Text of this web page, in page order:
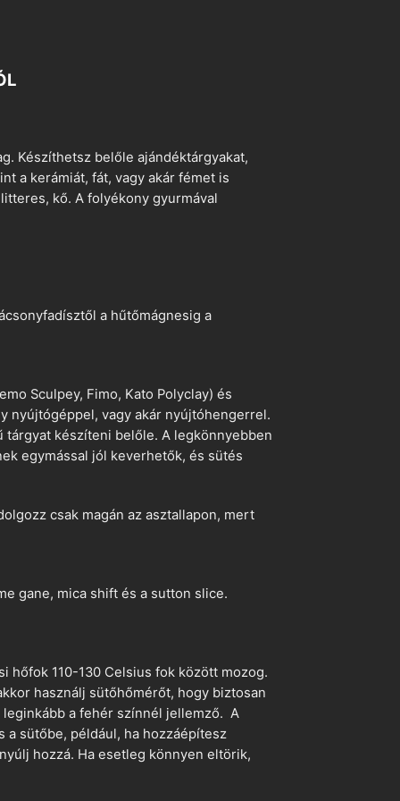
Készíthetsz belőle ajándéktárgyakat,
a kerámiát, fát, vagy akár fémet is
kő. A folyékony gyurmával
a hűtőmágnesig a
Sculpey, Fimo, Kato Polyclay) és
nyújtógéppel, vagy akár nyújtóhengerrel.
készíteni belőle. A legkönnyebben
egymással jól keverhetők, és sütés
csak magán az asztallapon, mert
gane, mica shift és a sutton slice.
hőfok 110-130 Celsius fok között mozog.
használj sütőhőmérőt, hogy biztosan
a fehér színnél jellemző. A
a sütőbe, például, ha hozzáépítesz
hozzá. Ha esetleg könnyen eltörik,